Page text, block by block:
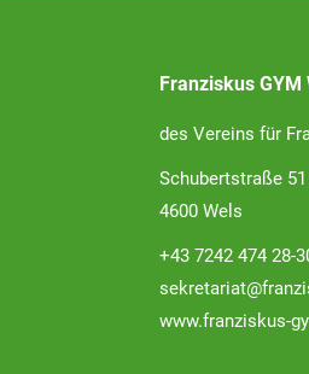
Franziskus GYM
des Vereins für
Schubertstraße 51
4600 Wels
+43 7242 474 28-
www.franziskus-